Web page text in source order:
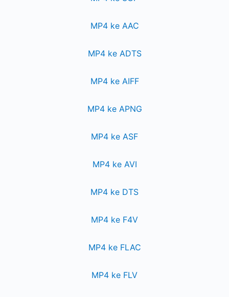
MP4 ke AAC
MP4 ke ADTS
MP4 ke AIFF
MP4 ke APNG
MP4 ke ASF
MP4 ke AVI
MP4 ke DTS
MP4 ke F4V
MP4 ke FLAC
MP4 ke FLV